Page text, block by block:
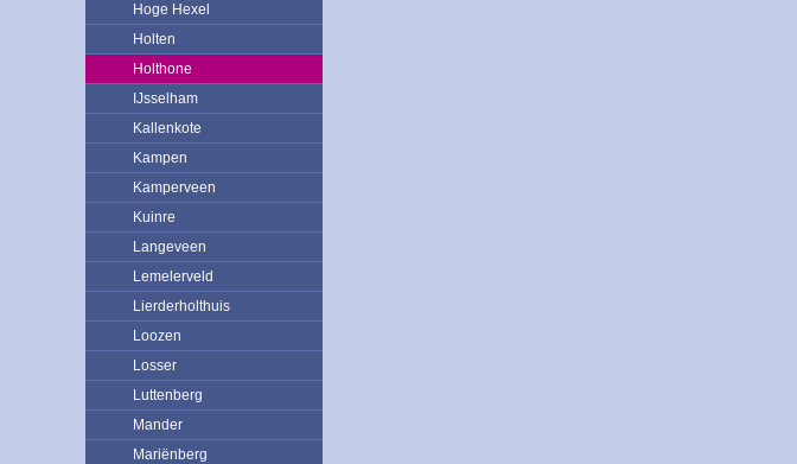
Hoge Hexel
Holten
Holthone
IJsselham
Kallenkote
Kampen
Kamperveen
Kuinre
Langeveen
Lemelerveld
Lierderholthuis
Loozen
Losser
Luttenberg
Mander
Mariënberg